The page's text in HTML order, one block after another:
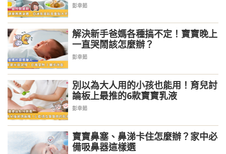
彭幸茹
解決新手爸媽各種搞不定！寶寶晚上
一直哭鬧該怎麼辦？
彭幸茹
別以為大人用的小孩也能用！育兒討
論板上最推的6款寶寶乳液
彭幸茹
寶寶鼻塞、鼻涕卡住怎麼辦？家中必
備吸鼻器這樣選